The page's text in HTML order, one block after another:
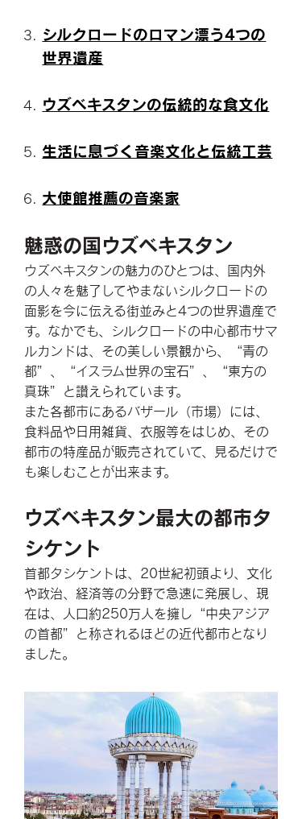
シルクロードのロマン漂う4つの
世界遺産
ウズベキスタンの伝統的な食文化
生活に息づく音楽文化と伝統工芸
大使館推薦の音楽家
魅惑の国ウズベキスタン
ウズベキスタンの魅力のひとつは、国内外
の人々を魅了してやまないシルクロードの
面影を今に伝える街並みと4つの世界遺産で
す。なかでも、シルクロードの中心都市サマ
ルカンドは、その美しい景観から、“青の
都”、“イスラム世界の宝石”、“東方の
真珠”と讃えられています。
また各都市にあるバザール（市場）には、
食料品や日用雑貨、衣服等をはじめ、その
都市の特産品が販売されていて、見るだけで
も楽しむことが出来ます。
ウズベキスタン最大の都市タ
シケント
首都タシケントは、20世紀初頭より、文化
や政治、経済等の分野で急速に発展し、現
在は、人口約250万人を擁し“中央アジア
の首都”と称されるほどの近代都市となり
ました。